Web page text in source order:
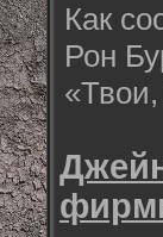
Как
Рон